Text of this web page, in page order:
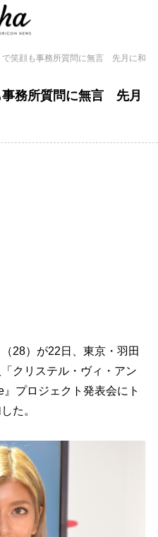
で笑顔も事務所質問に無言 先月に和
事務所質問に無言 先月
（28）が22日、東京・羽田
クリステル・ヴィ・アン
プロジェクト発表会にト
た。